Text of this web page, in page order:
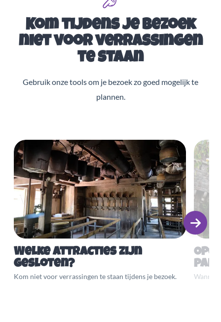
Kom tijdens je bezoek
niet voor verrassingen
te staan
Gebruik onze tools om je bezoek zo goed mogelijk te
plannen.
Welke attracties zijn
gesloten?
Kom niet voor verrassingen te staan tijdens je bezoek.